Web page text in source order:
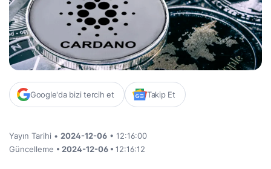
Google'da bizi tercih et Takip Et
Yayın Tarihi • 2024-12-06 • 12:16:00
Güncelleme • 2024-12-06 • 12:16:12